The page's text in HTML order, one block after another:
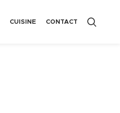
CUISINE CONTACT